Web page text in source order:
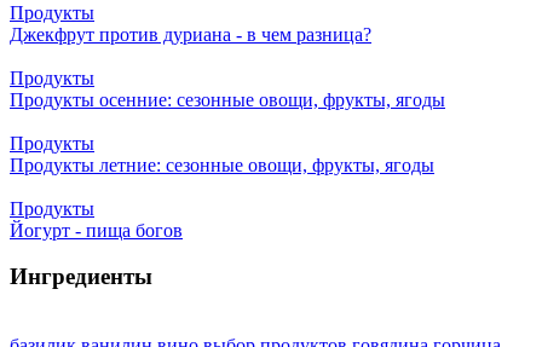
Продукты
Джекфрут против дуриана - в чем разница?
Продукты
Продукты осенние: сезонные овощи, фрукты, ягоды
Продукты
Продукты летние: сезонные овощи, фрукты, ягоды
Продукты
Йогурт - пища богов
Ингредиенты